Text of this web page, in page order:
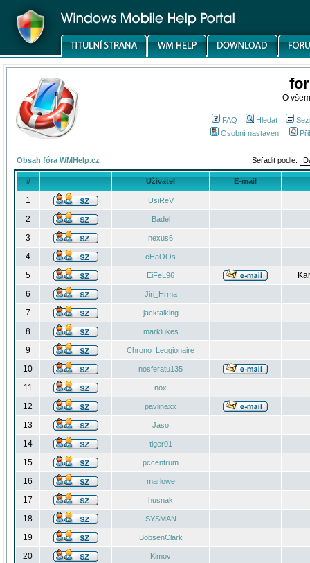
O
FAQ Hledat
Osobní nastavení
Obsah fóra WMHelp.cz Seřadit podle:
# Uživatel E-mail
1 UsiReV
2 Badel
3 nexus6
4 cHaOOs
5 EiFeL96
6
Jiri_Hrma
7 jacktalking
8 marklukes
9 Chrono_Leggionaire
10 nosferatu135
11 nox
12 pavlinaxx
13 Jaso
14 tiger01
15 pccentrum
16 marlowe
17 husnak
18 SYSMAN
19 BobsenClark
20 Kimov